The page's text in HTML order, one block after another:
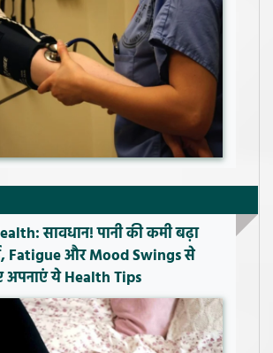
सावधान! पानी की कमी बढ़ा
Fatigue और Mood Swings से
ये Health Tips